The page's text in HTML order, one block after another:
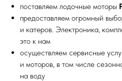
поставляем лодочные моторы
предоставляем огромный
и катеров. Электроника,
это к нам
осуществляем сервисные
и моторов, в том числе
на воду